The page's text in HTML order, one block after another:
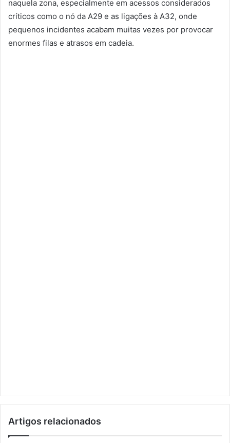
naquela zona, especialmente em acessos considerados
críticos como o nó da A29 e as ligações à A32, onde
pequenos incidentes acabam muitas vezes por provocar
enormes filas e atrasos em cadeia.
Artigos relacionados